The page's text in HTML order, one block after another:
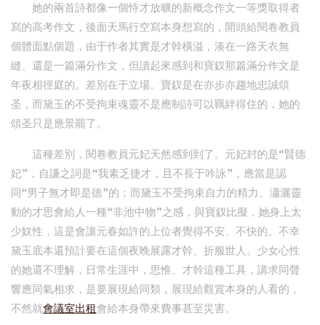
她的兩首詩都像一個恃才放曠的新概念作文一等獎取得者
寫的高考作文，後面天馬行空寫本身想寫的，開頭給閱卷教員
個體面點個題，由于作者其實是才幹橫溢，湊在一路天衣無
縫、還是一篇滿分作文，但讀起來感到和寶釵那篇滿分作文是
年夜相徑庭的。差別在于立場。寶釵是在亦步亦趨地忠誠頌
圣，而黛玉的不受拘束魂靈不是應制詩可以羈絆得住的，她的
頌圣只是應景罷了。
這種差別，閱卷教員元妃天然感到到了。元妃封的是“賢德
妃”，自謙之詞是“我素乏捷才，且不長于吟詠”，應當是認
同“男子無才即是德”的；而黛玉不受拘束自力的精力、瀟灑靈
動的才思會給人一種“非池中物”之感，與寶釵比擬，她身上太
少奴性，這是會讓元春如許的上位者覺得不安、不快的。不幸
黛玉底本還預計要在這個夜晚展露才幹、折服世人。少女心性
的她還不理解，日常生涯中，思惟、才幹這種工具，講求同聲
響應同氣相求，是要展現給同類，展現給觀賞本身的人看的，
不然就會議室出租會給本身帶來費事甚至災害。